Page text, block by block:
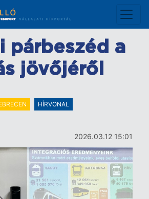
párbeszéd a
jövőjéről
HÍRVONAL
2026.03.12 15:01